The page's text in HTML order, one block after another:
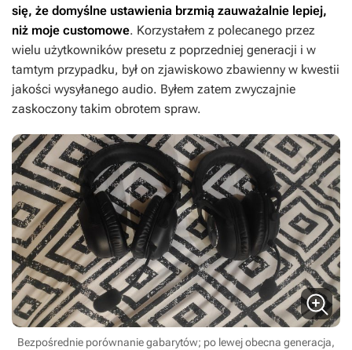
się, że domyślne ustawienia brzmią zauważalnie lepiej,
niż moje customowe. Korzystałem z polecanego przez
wielu użytkowników presetu z poprzedniej generacji i w
tamtym przypadku, był on zjawiskowo zbawienny w kwestii
jakości wysyłanego audio. Byłem zatem zwyczajnie
zaskoczony takim obrotem spraw.
Bezpośrednie porównanie gabarytów; po lewej obecna generacja,